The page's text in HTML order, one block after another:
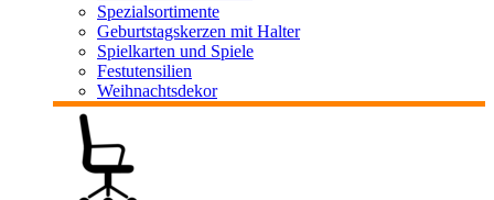
Spezialsortimente
Geburtstagskerzen mit Halter
Spielkarten und Spiele
Festutensilien
Weihnachtsdekor